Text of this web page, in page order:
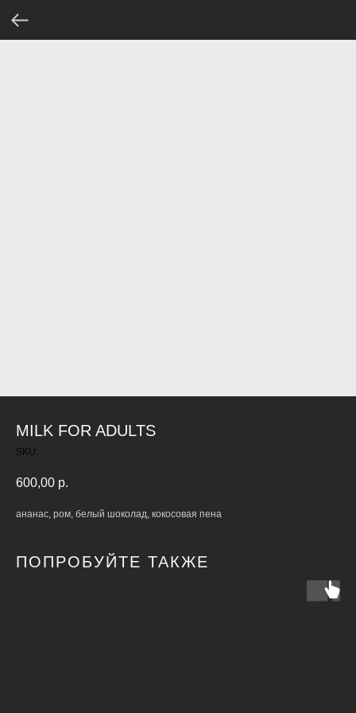
MILK FOR ADULTS
SKU:
600,00 р.
ананас, ром, белый шоколад, кокосовая пена
ПОПРОБУЙТЕ ТАКЖЕ